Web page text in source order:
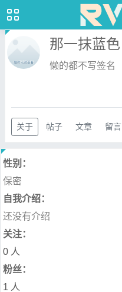
那一抹蓝色
懒的都不写签名
关于 帖子 文章 留言
性别：
保密
自我介绍：
还没有介绍
关注：
0 人
粉丝：
1 人